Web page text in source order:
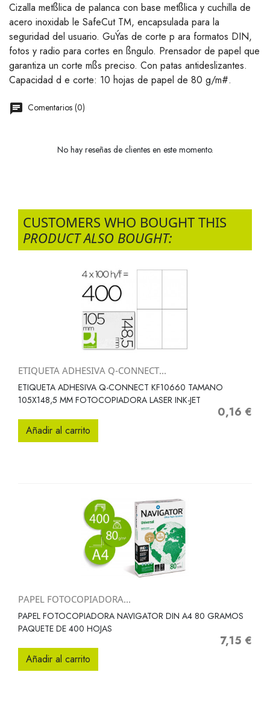
Cizalla metßlica de palanca con base metßlica y cuchilla de
acero inoxidab le SafeCut TM, encapsulada para la
seguridad del usuario. GuÝas de corte p ara formatos DIN,
fotos y radio para cortes en ßngulo. Prensador de papel que
garantiza un corte mßs preciso. Con patas antideslizantes.
Capacidad d e corte: 10 hojas de papel de 80 g/m#.
Comentarios (0)
No hay reseñas de clientes en este momento.
CUSTOMERS WHO BOUGHT THIS
PRODUCT ALSO BOUGHT:
ETIQUETA ADHESIVA Q-CONNECT...
ETIQUETA ADHESIVA Q-CONNECT KF10660 TAMANO
105X148,5 MM FOTOCOPIADORA LASER INK-JET
Precio
0,16 €
Añadir al carrito
PAPEL FOTOCOPIADORA...
PAPEL FOTOCOPIADORA NAVIGATOR DIN A4 80 GRAMOS
PAQUETE DE 400 HOJAS
Precio
7,15 €
Añadir al carrito